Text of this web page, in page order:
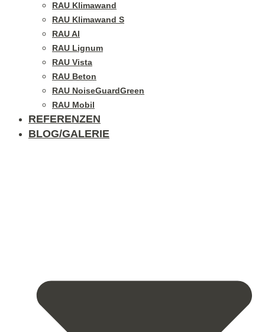
RAU Klimawand
RAU Klimawand S
RAU Al
RAU Lignum
RAU Vista
RAU Beton
RAU NoiseGuardGreen
RAU Mobil
REFERENZEN
BLOG/GALERIE